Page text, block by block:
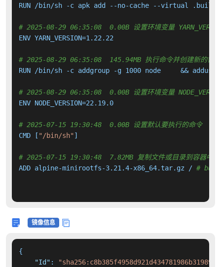
RUN /bin/sh -c apk add --no-cache --virtual
# 2025-08-29 06:35:08  0.00B 设置环境变量
ENV YARN_VERSION=1.22.22
# 2025-08-29 06:35:08  145.94MB 执行命令并创建新的镜
RUN /bin/sh -c addgroup -g 1000 node     &&
# 2025-08-29 06:35:08  0.00B 设置环境变量
ENV NODE_VERSION=22.19.0
# 2025-07-15 19:30:48  0.00B 设置默认要执行的命令
CMD [ "/bin/sh" ]
# 2025-07-15 19:30:48  7.82MB 复制文件或目录到容器中
ADD alpine-minirootfs-3.21.4-x86_64.tar.gz / #
镜像信息
{
"Id" :